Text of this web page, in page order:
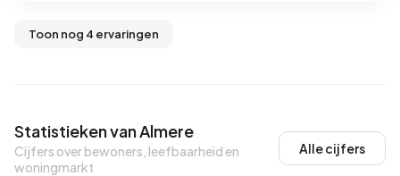
Toon nog 4 ervaringen
Statistieken van Almere
Cijfers over bewoners, leefbaarheid en
woningmarkt
Alle cijfers